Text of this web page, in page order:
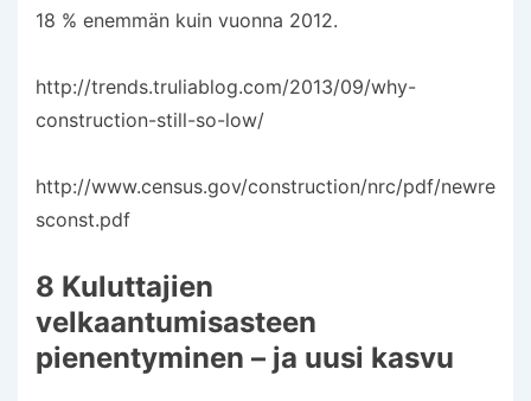
18 % enemmän kuin vuonna 2012.
http://trends.truliablog.com/2013/09/why-
construction-still-so-low/
http://www.census.gov/construction/nrc/pdf/newre
sconst.pdf
8 Kuluttajien
velkaantumisasteen
pienentyminen – ja uusi kasvu